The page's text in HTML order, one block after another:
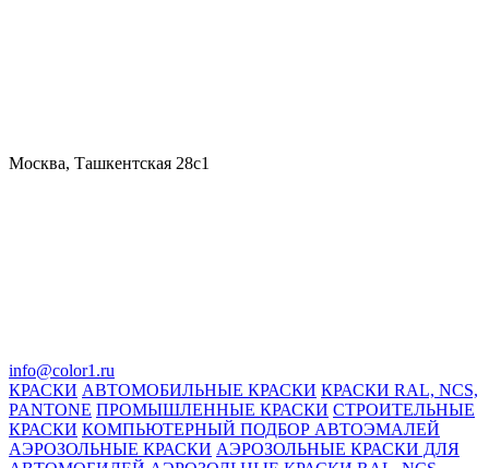
Москва, Ташкентская 28с1
info@color1.ru
КРАСКИ АВТОМОБИЛЬНЫЕ КРАСКИ КРАСКИ RAL, NCS,
PANTONE ПРОМЫШЛЕННЫЕ КРАСКИ СТРОИТЕЛЬНЫЕ
КРАСКИ КОМПЬЮТЕРНЫЙ ПОДБОР АВТОЭМАЛЕЙ
АЭРОЗОЛЬНЫЕ КРАСКИ АЭРОЗОЛЬНЫЕ КРАСКИ ДЛЯ